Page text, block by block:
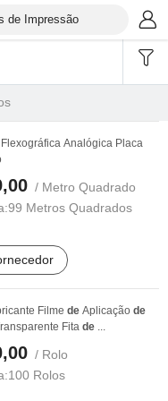
Flexográfica Analógica Placa
/ Metro Quadrado
99 Metros Quadrados
Filme de Aplicação de
Fita de ...
/ Rolo
100 Rolos